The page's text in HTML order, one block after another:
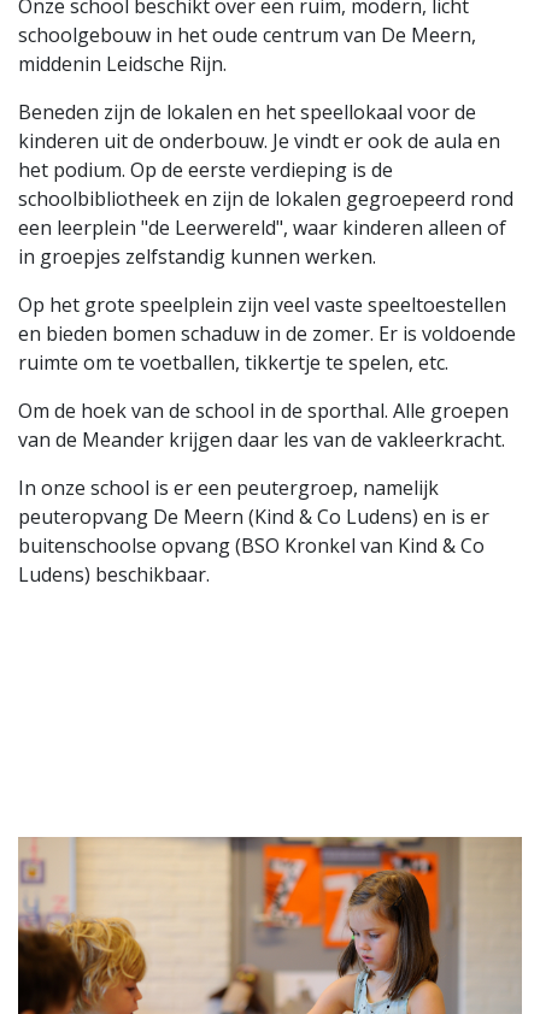
Onze school beschikt over een ruim, modern, licht
schoolgebouw in het oude centrum van De Meern,
middenin Leidsche Rijn.
Beneden zijn de lokalen en het speellokaal voor de
kinderen uit de onderbouw. Je vindt er ook de aula en
het podium. Op de eerste verdieping is de
schoolbibliotheek en zijn de lokalen gegroepeerd rond
een leerplein "de Leerwereld", waar kinderen alleen of
in groepjes zelfstandig kunnen werken.
Op het grote speelplein zijn veel vaste speeltoestellen
en bieden bomen schaduw in de zomer. Er is voldoende
ruimte om te voetballen, tikkertje te spelen, etc.
Om de hoek van de school in de sporthal. Alle groepen
van de Meander krijgen daar les van de vakleerkracht.
In onze school is er een peutergroep, namelijk
peuteropvang De Meern (Kind & Co Ludens) en is er
buitenschoolse opvang (BSO Kronkel van Kind & Co
Ludens) beschikbaar.